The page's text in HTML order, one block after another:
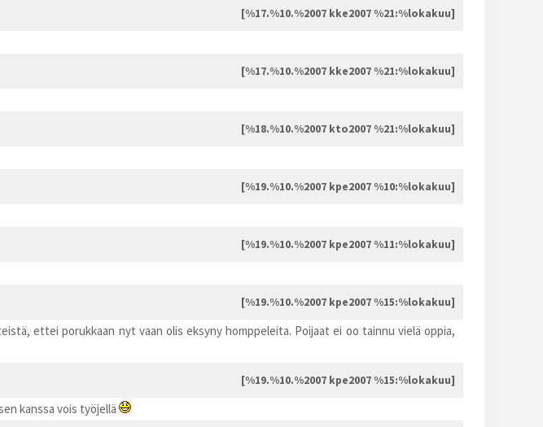
[%17.%10.%2007 kke2007 %21:%lokakuu]
[%17.%10.%2007 kke2007 %21:%lokakuu]
[%18.%10.%2007 kto2007 %21:%lokakuu]
[%19.%10.%2007 kpe2007 %10:%lokakuu]
[%19.%10.%2007 kpe2007 %11:%lokakuu]
[%19.%10.%2007 kpe2007 %15:%lokakuu]
ettei porukkaan nyt vaan olis eksyny homppeleita. Poijaat ei oo tainnu vielä oppia,
[%19.%10.%2007 kpe2007 %15:%lokakuu]
kanssa vois työjellä